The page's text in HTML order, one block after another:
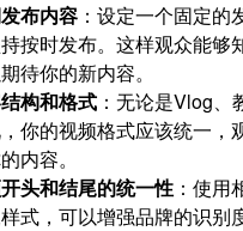
布内容 ：设定一个固定的
按时发布。这样观众能够
待你的新内容。
构和格式 ：无论是Vlog、
你的视频格式应该统一，
内容。
头和结尾的统一性 ：使用
式，可以增强品牌的识别度